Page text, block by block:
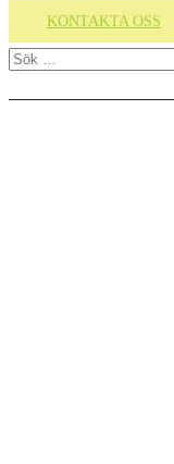
KONTAKTA OSS
Sök
efter: